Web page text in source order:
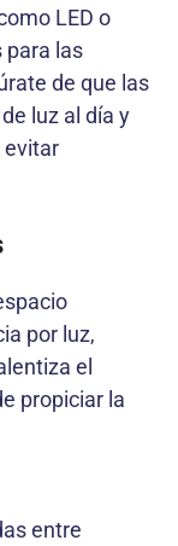
LED o
para las
de que las
luz al día y
evitar
por luz,
el
propiciar la
entre